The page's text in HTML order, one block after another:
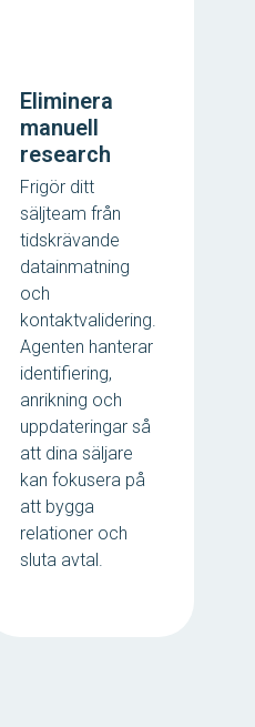
Eliminera
manuell
research
Frigör ditt
säljteam från
tidskrävande
datainmatning
och
kontaktvalidering.
Agenten hanterar
identifiering,
anrikning och
uppdateringar så
att dina säljare
kan fokusera på
att bygga
relationer och
sluta avtal.